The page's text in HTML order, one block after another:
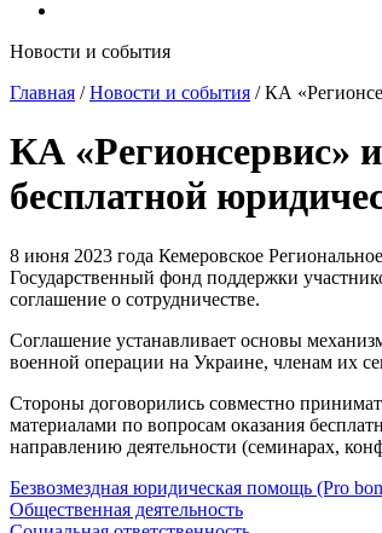
Новости и события
Главная /Новости и события /КА
КА «Регионсервис»
бесплатной
8 июня 2023 года Кемеровское
Государственный фонд поддержки
соглашение о сотрудничестве.
Соглашение устанавливает основы
военной операции на Украине, членам их
Стороны договорились совместно
материалами по вопросам оказания
направлению деятельности (семинарах,
Безвозмездная юридическая помощь (Pro
Общественная деятельность